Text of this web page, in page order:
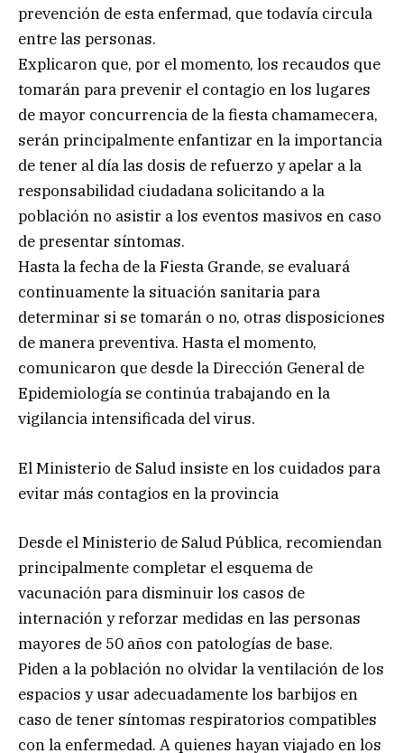
prevención de esta enfermad, que todavía circula
entre las personas.
Explicaron que, por el momento, los recaudos que
tomarán para prevenir el contagio en los lugares
de mayor concurrencia de la fiesta chamamecera,
serán principalmente enfantizar en la importancia
de tener al día las dosis de refuerzo y apelar a la
responsabilidad ciudadana solicitando a la
población no asistir a los eventos masivos en caso
de presentar síntomas.
Hasta la fecha de la Fiesta Grande, se evaluará
continuamente la situación sanitaria para
determinar si se tomarán o no, otras disposiciones
de manera preventiva. Hasta el momento,
comunicaron que desde la Dirección General de
Epidemiología se continúa trabajando en la
vigilancia intensificada del virus.
El Ministerio de Salud insiste en los cuidados para
evitar más contagios en la provincia
Desde el Ministerio de Salud Pública, recomiendan
principalmente completar el esquema de
vacunación para disminuir los casos de
internación y reforzar medidas en las personas
mayores de 50 años con patologías de base.
Piden a la población no olvidar la ventilación de los
espacios y usar adecuadamente los barbijos en
caso de tener síntomas respiratorios compatibles
con la enfermedad. A quienes hayan viajado en los